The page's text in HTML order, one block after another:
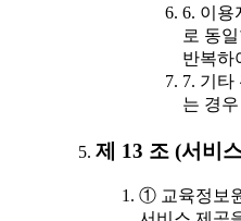
6. 이용
로 동
반복하
7. 기타
는 경우
제 13 조 (서비
① 교육정보